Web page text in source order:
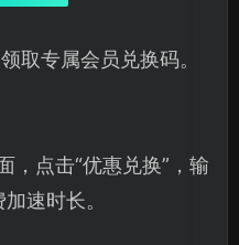
取专属会员兑换码。
，点击“优惠兑换”，输
速时长。